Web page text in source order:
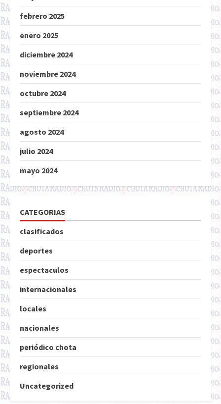
febrero 2025
enero 2025
diciembre 2024
noviembre 2024
octubre 2024
septiembre 2024
agosto 2024
julio 2024
mayo 2024
CATEGORIAS
clasificados
deportes
espectaculos
internacionales
locales
nacionales
periódico chota
regionales
Uncategorized